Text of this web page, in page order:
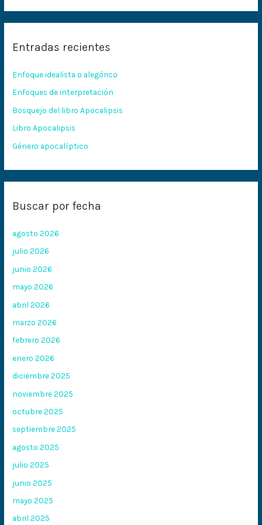
a
p
o
r
:
Entradas recientes
Enfoque idealista o alegórico
Enfoques de interpretación
Bosquejo del libro Apocalipsis
Libro Apocalipsis
Género apocalíptico
Buscar por fecha
agosto 2026
julio 2026
junio 2026
mayo 2026
abril 2026
marzo 2026
febrero 2026
enero 2026
diciembre 2025
noviembre 2025
octubre 2025
septiembre 2025
agosto 2025
julio 2025
junio 2025
mayo 2025
abril 2025